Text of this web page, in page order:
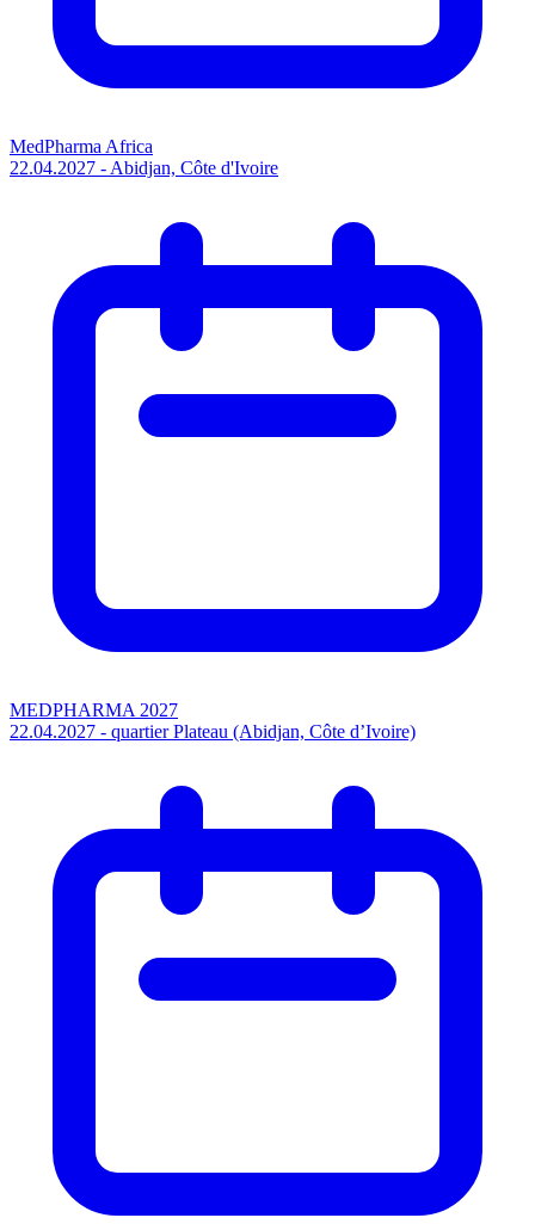
MedPharma Africa
22.04.2027 - Abidjan, Côte d'Ivoire
MEDPHARMA 2027
22.04.2027 - quartier Plateau (Abidjan, Côte d’Ivoire)